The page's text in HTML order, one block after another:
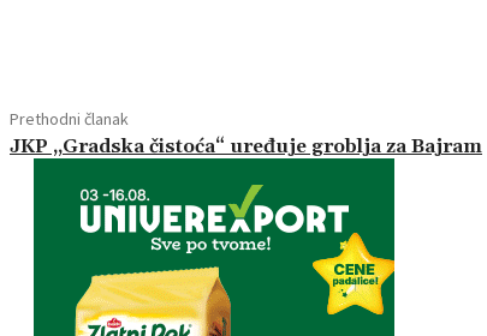
Prethodni članak
JKP „Gradska čistoća“ uređuje groblja za Bajram